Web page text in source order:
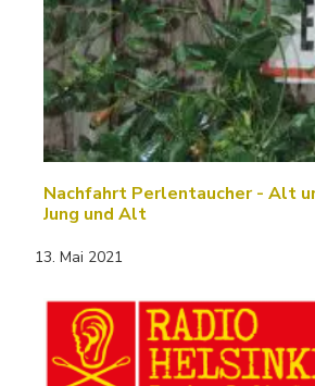
Nachfahrt Perlentaucher - Alt
Jung und Alt
13. Mai 2021